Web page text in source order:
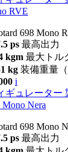
RVE
698 Mono
ps 最高出力
kgm 最大トル
kg 装備重量
i
ギュレーター
Mono Nera
698 Mono
ps 最高出力